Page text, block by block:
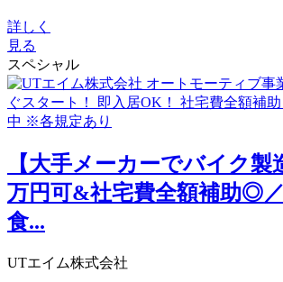
詳しく
見る
スペシャル
【大手メーカーでバイク製
万円可&社宅費全額補助◎
食...
UTエイム株式会社